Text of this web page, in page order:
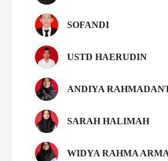
SOFANDI
USTD HAERUDIN
ANDIYA
SARAH HALIMAH
WIDYA RAHMA